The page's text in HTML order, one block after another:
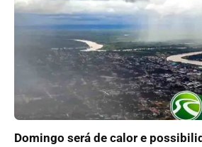
Domingo será de calor e